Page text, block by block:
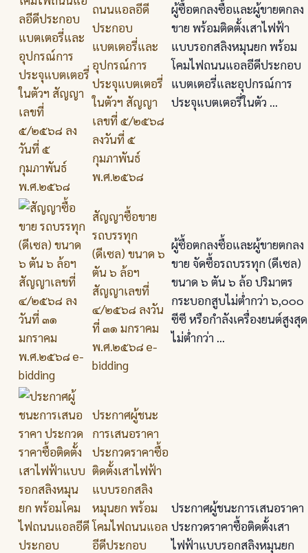
ถนนแอลอีดี
ประกอบ
แบตเตอรี่และ
อุปกรณ์การ
ประจุแบตเตอรี่
ในตัวฯ สัญญา
เลขที่ ๕/๒๕๖๘
ลงวันที่ ๕
กุมภาพันธ์
พ.ศ.๒๕๖๘
ผู้ซื้อตกลงซื้อและผู้ขายตกลง
ขาย พร้อมติดตั้งเสาไฟฟ้า
แบบรอกสลิงหมุนยก พร้อม
โคมไฟถนนแอลอีดีประกอบ
แบตเตอรี่และอุปกรณ์การ
ประจุแบตเตอรี่ในตัว ...
สัญญาซื้อขาย
รถบรรทุก
(ดีเซล) ขนาด ๖
ตัน ๖ ล้อฯ
สัญญาเลขที่
๔/๒๕๖๘ ลงวัน
ที่ ๓๑ มกราคม
พ.ศ.๒๕๖๘ e-
bidding
ผู้ซื้อตกลงซื้อและผู้ขายตกลง
ขาย จัดซื้อรถบรรทุก (ดีเซล)
ขนาด ๖ ตัน ๖ ล้อ ปริมาตร
กระบอกสูบไม่ต่ำกว่า ๖,๐๐๐
ซีซี หรือกำลังเครื่องยนต์สูงสุด
ไม่ต่ำกว่า ...
ประกาศผู้ชนะ
การเสนอราคา
ประกวดราคาซื้อ
ติดตั้งเสาไฟฟ้า
แบบรอกสลิง
หมุนยก พร้อม
โคมไฟถนนแอล
อีดีประกอบ
ประกาศผู้ชนะการเสนอราคา
ประกวดราคาซื้อติดตั้งเสา
ไฟฟ้าแบบรอกสลิงหมุนยก